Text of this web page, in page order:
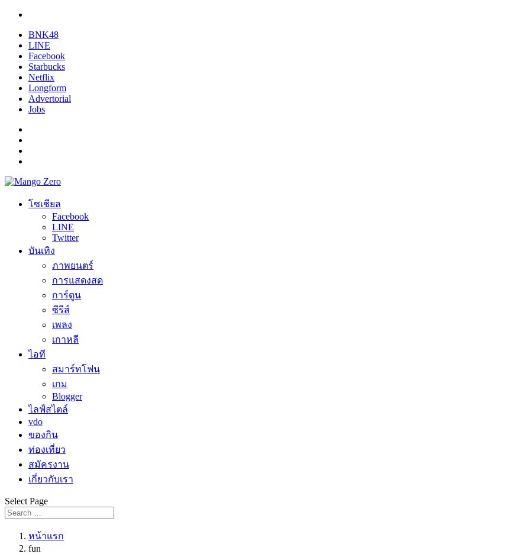
BNK48
LINE
Facebook
Starbucks
Netflix
Longform
Advertorial
Jobs
โซเชียล
Facebook
LINE
Twitter
บันเทิง
ภาพยนตร์
การแสดงสด
การ์ตูน
ซีรีส์
เพลง
เกาหลี
ไอที
สมาร์ทโฟน
เกม
Blogger
ไลฟ์สไตล์
vdo
ของกิน
ท่องเที่ยว
สมัครงาน
เกี่ยวกับเรา
Select Page
หน้าแรก
fun